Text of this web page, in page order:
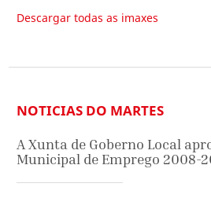
Descargar todas as imaxes
NOTICIAS DO MARTES
A Xunta de Goberno Local
Municipal de Emprego 2008-